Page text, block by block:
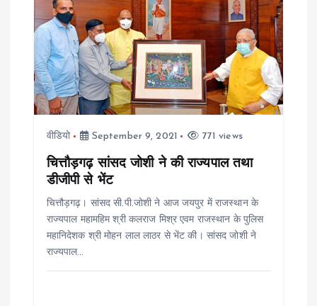
वीडियो September 9, 2021 771 views
चित्तौड़गढ़ सांसद जोशी ने की राज्यपाल तथा
डीजीपी से भेंट
चित्तौड़गढ़। सांसद सी.पी.जोशी ने आज जयपुर में राजस्थान के
राज्यपाल महामहिम श्री कलराज मिश्र एवम राजस्थान के पुलिस
महानिदेशक श्री मोहन लाल लाठर से भेंट की। सांसद जोशी ने
राज्यपाल…